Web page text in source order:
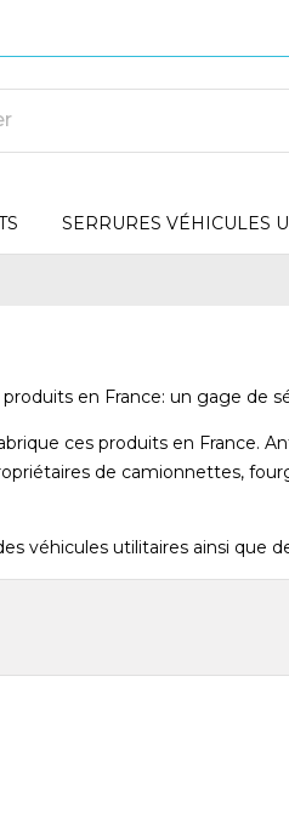
SERRURES VÉHICULES
en France: un gage de
ces produits en France.
de camionnettes,
véhicules utilitaires ainsi que